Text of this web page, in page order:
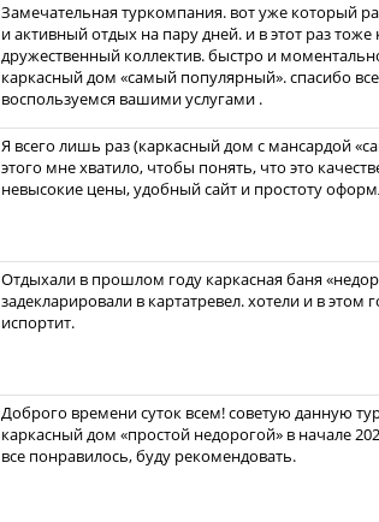
Замечательная туркомпания. вот уже который
и активный отдых на пару дней. и в этот раз
дружественный коллектив. быстро и
каркасный дом «самый популярный». спасибо
воспользуемся вашими услугами .
Я всего лишь раз (каркасный дом с мансардой
этого мне хватило, чтобы понять, что это
невысокие цены, удобный сайт и простоту
Отдыхали в прошлом году каркасная баня
задекларировали в картатревел. хотели и в
испортит.
Доброго времени суток всем! советую данную
каркасный дом «простой недорогой» в начале
все понравилось, буду рекомендовать.